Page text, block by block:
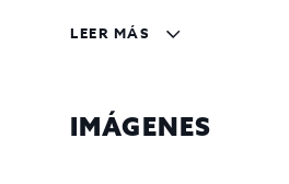
Cada detalle del
El traspaso, valorado en
consolidar su presencia en
LEER MÁS
IMÁGENES